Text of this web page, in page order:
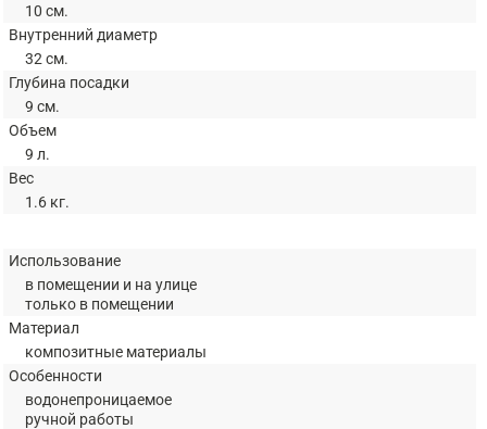
10 см.
Внутренний диаметр
32 см.
Глубина посадки
9 см.
Объем
9 л.
Вес
1.6 кг.
Использование
в помещении и на улице
только в помещении
Материал
композитные материалы
Особенности
водонепроницаемое
ручной работы